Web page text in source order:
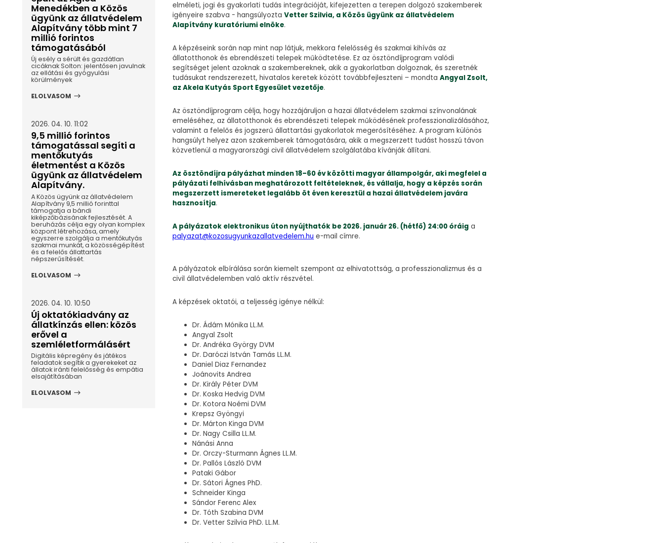
elméleti, jogi és gyakorlati tudás integrációját, kifejezetten a terepen dolgozó szakemberek
igényeire szabva - hangsúlyoztaVetter Szilvia, a Közös ügyünk az állatvédelem
Alapítvány kuratóriumi elnöke.
A képzéseink során nap mint nap látjuk, mekkora felelősség és szakmai kihívás az
állatotthonok és ebrendészeti telepek működtetése. Ez az ösztöndíjprogram valódi
segítséget jelent azoknak a szakembereknek, akik a gyakorlatban dolgoznak, és szeretnék
tudásukat rendszerezett, hivatalos keretek között továbbfejleszteni – mondtaAngyal Zsolt,
az Akela Kutyás Sport Egyesület vezetője.
Az ösztöndíjprogram célja, hogy hozzájáruljon a hazai állatvédelem szakmai színvonalának
emeléséhez, az állatotthonok és ebrendészeti telepek működésének professzionalizálásához,
valamint a felelős és jogszerű állattartási gyakorlatok megerősítéséhez. A program különös
hangsúlyt helyez azon szakemberek támogatására, akik a megszerzett tudást hosszú távon
közvetlenül a magyarországi civil állatvédelem szolgálatába kívánják állítani.
Az ösztöndíjra pályázhat minden 18–60 év közötti magyar állampolgár, aki megfelel a
pályázati felhívásban meghatározott feltételeknek, és vállalja, hogy a képzés során
megszerzett ismereteket legalább öt éven keresztül a hazai állatvédelem javára
hasznosítja.
A pályázatok elektronikus úton nyújthatók be 2026. január 26. (hétfő) 24:00 óráig a
palyazat@kozosugyunkazallatvedelem.hu e-mail címre.
A pályázatok elbírálása során kiemelt szempont az elhivatottság, a professzionalizmus és a
civil állatvédelemben való aktív részvétel.
A képzések oktatói, a teljesség igénye nélkül:
Dr. Ádám Mónika LL.M.
Angyal Zsolt
Dr. Andréka György DVM
Dr. Daróczi István Tamás LL.M.
Daniel Diaz Fernandez
Joánovits Andrea
Dr. Király Péter DVM
Dr. Koska Hedvig DVM
Dr. Kotora Noémi DVM
Krepsz Gyöngyi
Dr. Márton Kinga DVM
Dr. Nagy Csilla LL.M.
Nánási Anna
Dr. Orczy-Sturmann Ágnes LL.M.
Dr. Pallós László DVM
Pataki Gábor
Dr. Sátori Ágnes PhD.
Schneider Kinga
Sándor Ferenc Alex
Dr. Tóth Szabina DVM
Dr. Vetter Szilvia PhD. LL.M.
Menedékben a Közös
ügyünk az állatvédelem
Alapítvány több mint 7
millió forintos
támogatásából
Új esély a sérült és gazdátlan
cicáknak Solton: jelentősen javulnak
az ellátási és gyógyulási
körülmények
ELOLVASOM
2026. 04. 10. 11:02
9,5 millió forintos
támogatással segíti a
mentőkutyás
életmentést a Közös
ügyünk az állatvédelem
Alapítvány.
A Közös ügyünk az állatvédelem
Alapítvány 9,5 millió forinttal
támogatja a bándi
kiképzőbázisának fejlesztését. A
beruházás célja egy olyan komplex
központ létrehozása, amely
egyszerre szolgálja a mentőkutyás
szakmai munkát, a közösségépítést
és a felelős állattartás
népszerűsítését.
ELOLVASOM
2026. 04. 10. 10:50
Új oktatókiadvány az
állatkínzás ellen: közös
erővel a
szemléletformálásért
Digitális képregény és játékos
feladatok segítik a gyerekeket az
állatok iránti felelősség és empátia
elsajátításában
ELOLVASOM